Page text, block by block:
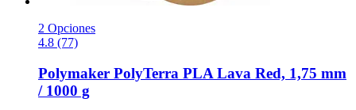
2 Opciones
4.8 (77)
Polymaker PolyTerra PLA Lava Red, 1,75 mm
/ 1000 g